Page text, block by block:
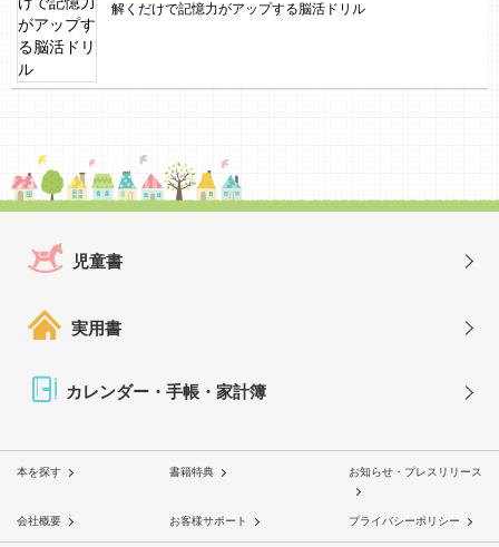
解くだけで記憶力がアップする脳活ドリル
児童書
実用書
カレンダー・手帳・家計簿
本を探す 書籍特典 お知らせ・プレスリリース
会社概要 お客様サポート プライバシーポリシー